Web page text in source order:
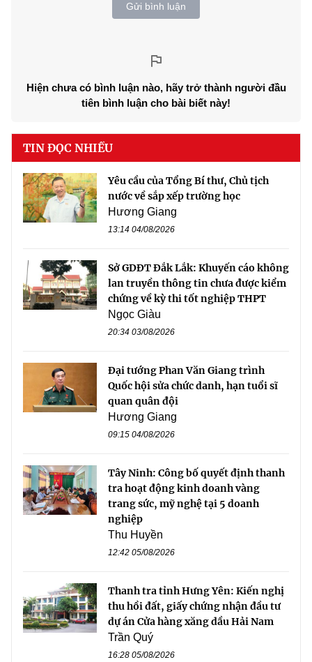
Gửi bình luận
Hiện chưa có bình luận nào, hãy trở thành người đầu
tiên bình luận cho bài biết này!
TIN ĐỌC NHIỀU
Yêu cầu của Tổng Bí thư, Chủ tịch
nước về sắp xếp trường học
Hương Giang
13:14 04/08/2026
Sở GDĐT Đắk Lắk: Khuyến cáo không
lan truyền thông tin chưa được kiểm
chứng về kỳ thi tốt nghiệp THPT
Ngọc Giàu
20:34 03/08/2026
Đại tướng Phan Văn Giang trình
Quốc hội sửa chức danh, hạn tuổi sĩ
quan quân đội
Hương Giang
09:15 04/08/2026
Tây Ninh: Công bố quyết định thanh
tra hoạt động kinh doanh vàng
trang sức, mỹ nghệ tại 5 doanh
nghiệp
Thu Huyền
12:42 05/08/2026
Thanh tra tỉnh Hưng Yên: Kiến nghị
thu hồi đất, giấy chứng nhận đầu tư
dự án Cửa hàng xăng dầu Hải Nam
Trần Quý
16:28 05/08/2026